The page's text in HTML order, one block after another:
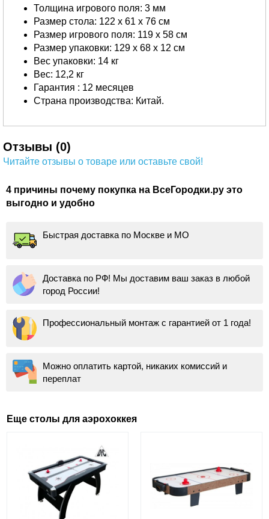
Толщина игрового поля: 3 мм
Размер стола: 122 х 61 х 76 см
Размер игрового поля: 119 х 58 см
Размер упаковки: 129 х 68 х 12 см
Вес упаковки: 14 кг
Вес: 12,2 кг
Гарантия : 12 месяцев
Страна производства: Китай.
Отзывы (0)
Читайте отзывы о товаре или оставьте свой!
4 причины почему покупка на ВсеГородки.ру это
выгодно и удобно
Быстрая доставка по Москве и МО
Доставка по РФ! Мы доставим ваш заказ в любой
город России!
Профессиональный монтаж с гарантией от 1 года!
Можно оплатить картой, никаких комиссий и
переплат
Еще столы для аэрохоккея